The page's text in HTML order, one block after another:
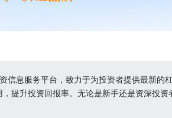
息服务平台，致力于为投资者提供最新的
提升投资回报率。无论是新手还是资深投